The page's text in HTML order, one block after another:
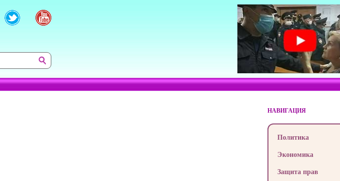
НАВИГАЦИЯ
Политика
Экономика
Защита прав